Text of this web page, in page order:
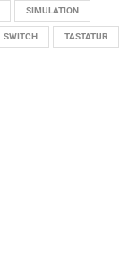
SIMULATION
SWITCH TASTATUR